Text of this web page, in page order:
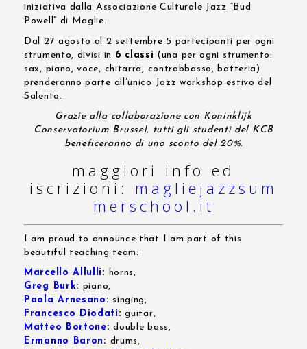
iniziativa dalla Associazione Culturale Jazz “Bud
Powell” di Maglie.
Dal 27 agosto al 2 settembre 5 partecipanti per ogni
strumento, divisi in 6 classi (una per ogni strumento:
sax, piano, voce, chitarra, contrabbasso, batteria)
prenderanno parte all’unico Jazz workshop estivo del
Salento.
Grazie alla collaborazione con Koninklijk
Conservatorium Brussel, tutti gli studenti del KCB
beneficeranno di uno sconto del 20%.
maggiori info ed
iscrizioni: magliejazzsum
merschool.it
I am proud to announce that I am part of this
beautiful teaching team:
Marcello Allulli : horns,
Greg Burk: piano,
Paola Arnesano : singing,
Francesco Diodati :guitar,
Matteo Bortone:double bass,
Ermanno Baron : drums,